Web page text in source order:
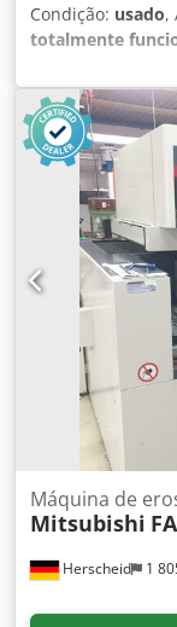
Condição: usado,
totalmente
de fabricação
mm, Z= 426 mm
Adozcdtxsksck
Diâmetros de fio
tanque de
Herscheid 1
Máquina de
Mitsubishi